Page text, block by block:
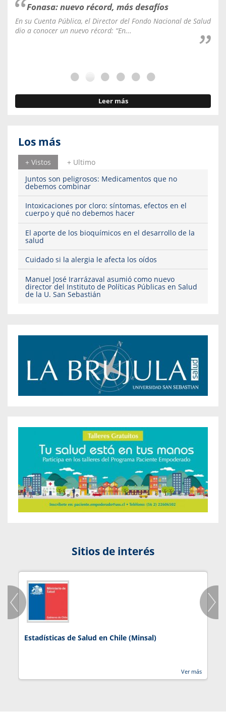
Fonasa: nuevo récord, más desafíos
En su Cuenta Pública, el Director del Fondo Nacional de Salud
dio a conocer un nuevo récord: “En...
Leer más
Los más
+ Vistos
+ Ultimo
Juntos son peligrosos: Medicamentos que no
debemos combinar
Intoxicaciones por cloro: síntomas, efectos en el
cuerpo y qué no debemos hacer
El aporte de los bioquímicos en el desarrollo de la
salud
Cuidado si la alergia le afecta los oídos
Manuel José Irarrázaval asumió como nuevo
director del Instituto de Políticas Públicas en Salud
de la U. San Sebastián
Sitios de interés
Estadísticas de Salud en Chile (Minsal)
Ver más